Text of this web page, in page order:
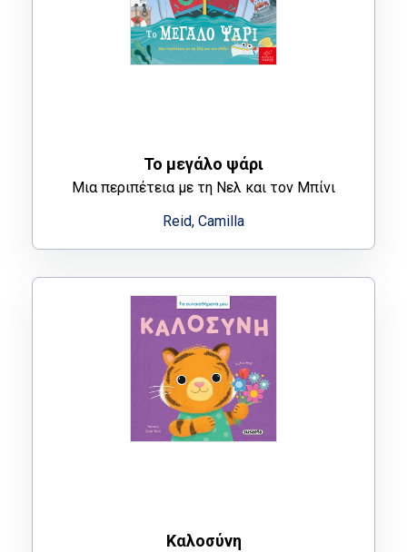
Το μεγάλο ψάρι
Μια περιπέτεια με τη Nελ και τον Μπίνι
Reid, Camilla
Καλοσύνη